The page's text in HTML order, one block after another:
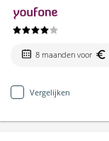
8 maanden voor
Vergelijken